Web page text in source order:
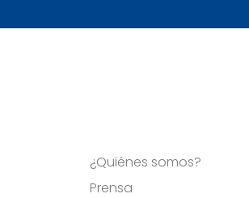
¿Quiénes somos?
Prensa